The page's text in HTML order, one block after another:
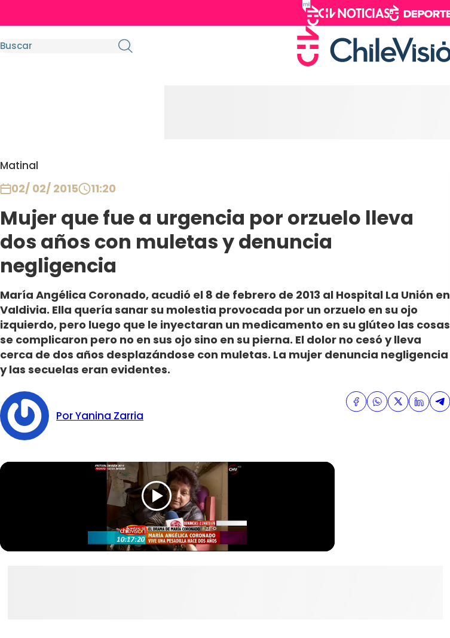
Matinal
02/ 02/ 2015 11:20
Mujer que fue a urgencia por orzuelo lleva
dos años con muletas y denuncia
negligencia
María Angélica Coronado, acudió el 8 de febrero de 2013 al Hospital La Unión en
Valdivia. Ella quería sanar su molestia provocada por un orzuelo en su ojo
izquierdo, pero luego que le inyectaran un medicamento en su glúteo las cosas
se complicaron pero no en sus ojo sino en su pierna. El dolor no cesó y lleva
cerca de dos años desplazándose con muletas. La mujer denuncia negligencia
y las secuelas eran evidentes.
Por Yanina Zarria